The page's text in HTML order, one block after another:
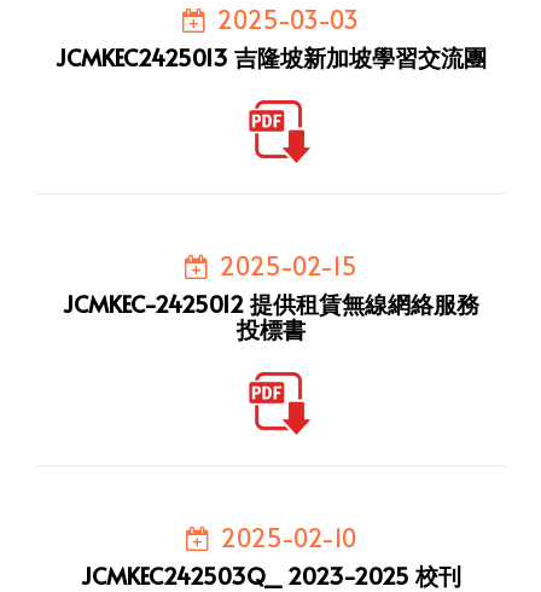
2025-03-03
JCMKEC2425013 吉隆坡新加坡學習交流團
2025-02-15
JCMKEC-2425012 提供租賃無線網絡服務
投標書
2025-02-10
JCMKEC242503Q_ 2023-2025 校刊